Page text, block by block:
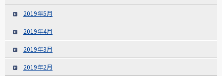
2019年5月
2019年4月
2019年3月
2019年2月